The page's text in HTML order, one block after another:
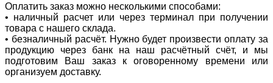
Оплатить заказ можно несколькими способами:
• наличный расчет или через терминал при получении
товара с нашего склада.
• безналичный расчёт. Нужно будет произвести оплату за
продукцию через банк на наш расчётный счёт, и мы
подготовим Ваш заказ к оговоренному времени или
организуем доставку.